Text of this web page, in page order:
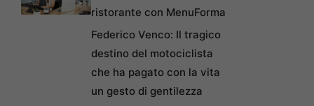
ristorante con MenuForma
Federico Venco: Il tragico
destino del motociclista
che ha pagato con la vita
un gesto di gentilezza